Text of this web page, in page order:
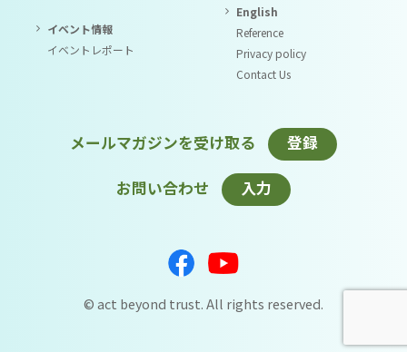
イベント情報
イベントレポート
English
Reference
Privacy policy
Contact Us
メールマガジンを受け取る 登録
お問い合わせ 入力
© act beyond trust. All rights reserved.